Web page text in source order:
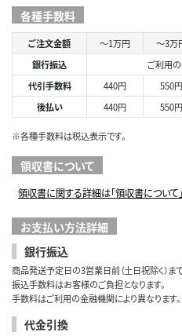
各種手数料
ご注文金額 ～1万円 ～3万
銀行振込
ご利用
代引手数料
440円 550円
後払い
440円 550円
※各種手数料は税込表示です。
領収書について
領収書に関する詳細は「領収書について
お支払い方法詳細
銀行振込
商品発送予定日の3営業日前（土日祝除く）ま
振込手数料はお客様のご負担となります。
手数料はご利用の金融機関により異なります。
代金引換